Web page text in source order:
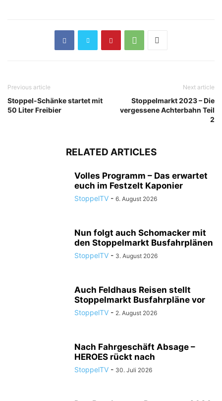
Previous article
Stoppel-Schänke startet mit
50 Liter Freibier
Next article
Stoppelmarkt 2023 – Die
vergessene Achterbahn Teil
2
RELATED ARTICLES
Volles Programm – Das erwartet
euch im Festzelt Kaponier
StoppelTV - 6. August 2026
Nun folgt auch Schomacker mit
den Stoppelmarkt Busfahrplänen
StoppelTV - 3. August 2026
Auch Feldhaus Reisen stellt
Stoppelmarkt Busfahrpläne vor
StoppelTV - 2. August 2026
Nach Fahrgeschäft Absage –
HEROES rückt nach
StoppelTV - 30. Juli 2026